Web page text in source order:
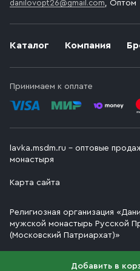
Добавить в
Каталог Компания
Принимаем к оплате
danilovopt26@gmail.com, Оптом
lavka.msdm.ru – оптовые
монастыря
Карта сайта
Религиозная организация
мужской монастырь Русской
(Московский Патриархат)»